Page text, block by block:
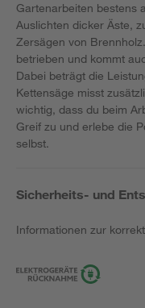
Gartenarbeiten bestens
Auslichten dicker Äste,
Zersägen von
betrieben und kommt
Dabei beträgt die
Kettensäge misst
wichtig, dass du beim
Greif zu und erlebe die
selbst.
Sicherheits- und
Informationen zur